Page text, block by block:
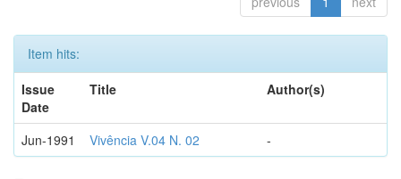
Item hits:
Issue
Date
Title Author(s)
Jun-1991 Vivência V.04 N. 02 -